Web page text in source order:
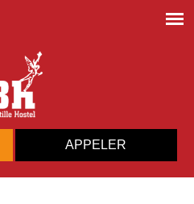
APPELER